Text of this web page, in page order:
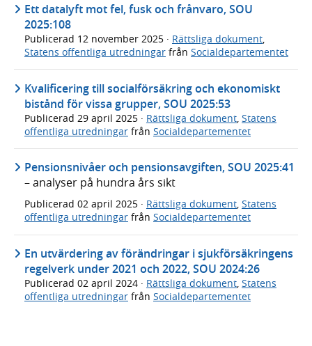
Ett datalyft mot fel, fusk och frånvaro, SOU
2025:108
Publicerad 12 november 2025 · Rättsliga dokument,
Statens offentliga utredningar från Socialdepartementet
Kvalificering till socialförsäkring och ekonomiskt
bistånd för vissa grupper, SOU 2025:53
Publicerad 29 april 2025 · Rättsliga dokument Statens
offentliga utredningar från Socialdepartementet
Pensionsnivåer och pensionsavgiften, SOU 2025:41
– analyser på hundra års sikt
Publicerad 02 april 2025 · Rättsliga dokument, Statens
offentliga utredningar från Socialdepartementet
En utvärdering av förändringar i sjukförsäkringens
regelverk under 2021 och 2022, SOU 2024:26
Publicerad 02 april 2024 · Rättsliga dokument, Statens
offentliga utredningar från Socialdepartementet